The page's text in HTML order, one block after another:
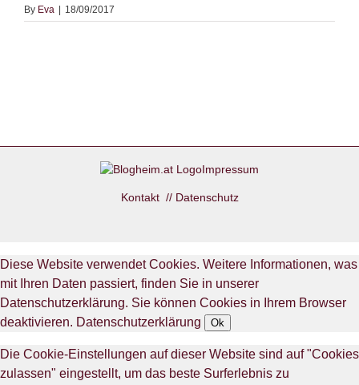
By Eva 18/09/2017
Impressum
Kontakt // Datenschutz
Diese Website verwendet Cookies. Weitere Informationen, was
mit Ihren Daten passiert, finden Sie in unserer
Datenschutzerklärung. Sie können Cookies in Ihrem Browser
deaktivieren. Datenschutzerklärung Ok
Die Cookie-Einstellungen auf dieser Website sind auf "Cookies
zulassen" eingestellt, um das beste Surferlebnis zu